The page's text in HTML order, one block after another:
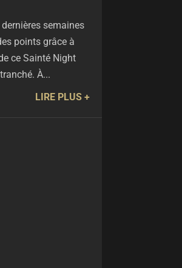
semaines
points grâce à
ce Sainté Night
À...
LIRE PLUS